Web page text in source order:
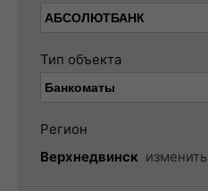
Тип объекта
Регион
Верхнедвинск изменить